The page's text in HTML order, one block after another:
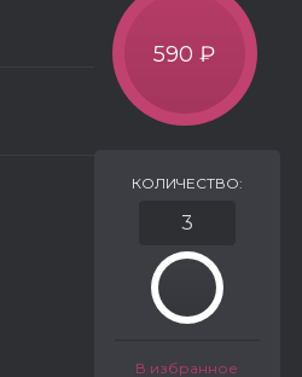
590 ₽
КОЛИЧЕСТВО:
В избранное